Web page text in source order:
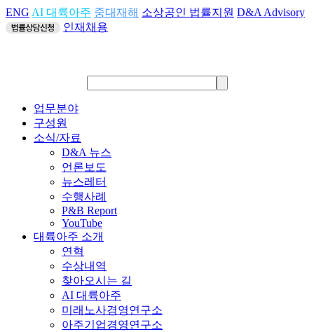
ENG AI 대륙아주 중대재해 소상공인 법률지원 D&A Advisory
인재채용
업무분야
구성원
소식/자료
D&A 뉴스
언론보도
뉴스레터
수행사례
P&B Report
YouTube
대륙아주 소개
연혁
수상내역
찾아오시는 길
AI 대륙아주
미래노사경영연구소
아주기업경영연구소